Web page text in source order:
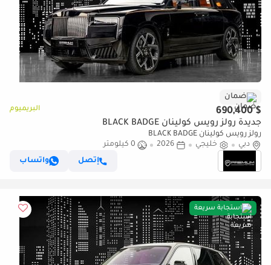
ضمان
$ 690,400 البريميوم
جديدة رولز رويس كولينان BLACK BADGE
رولز رويس كولينان BLACK BADGE
دبي
خليجي 2026
0 كيلومتر
إتصل
واتساب
استجابة سريعة